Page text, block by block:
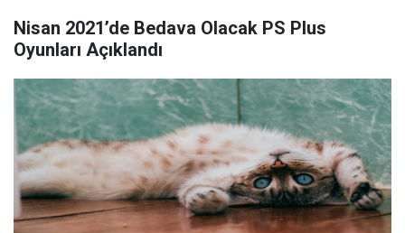
Nisan 2021’de Bedava Olacak PS Plus
Oyunları Açıklandı